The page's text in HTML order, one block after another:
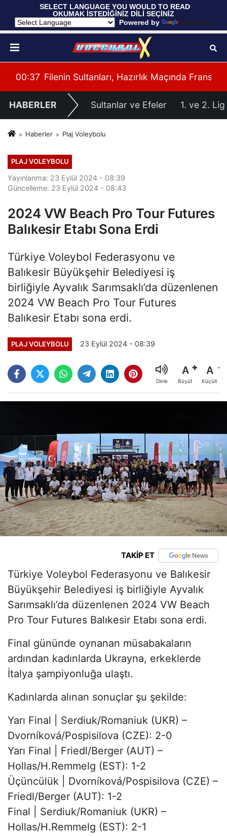
SELECT LANGUAGE YOU WOULD TO READ
OKUMAK İSTEDİĞİNİZ DİLİ SEÇİNİZ
Powered by
Translate
00:37 Filenin Sultanları, Hazırlık Maçında
HABERLER Sultanlar ve Efeler 1. ve 2. Lig
Haberler Plaj Voleybolu
PLAJ VOLEYBOLU
Yayınlanma: 23 Eylül 2024 - 08:39
Güncelleme: 23 Eylül 2024 - 08:43
2024 VW Beach Pro Tour Futures
Balıkesir Etabı Sona Erdi
Türkiye Voleybol Federasyonu ve
Balıkesir Büyükşehir Belediyesi iş
birliğiyle Ayvalık Sarımsaklı’da düzenlenen
2024 VW Beach Pro Tour Futures
Balıkesir Etabı sona erdi.
PLAJ VOLEYBOLU 23 Eylül 2024 - 08:39
Dinle
A
Büyüt
A
Küçült
TAKİP ET
Türkiye Voleybol Federasyonu ve Balıkesir
Büyükşehir Belediyesi iş birliğiyle Ayvalık
Sarımsaklı’da düzenlenen 2024 VW Beach
Pro Tour Futures Balıkesir Etabı sona erdi.
Final gününde oynanan müsabakaların
ardından kadınlarda Ukrayna, erkeklerde
İtalya şampiyonluğa ulaştı.
Kadınlarda alınan sonuçlar şu şekilde:
Yarı Final | Serdiuk/Romaniuk (UKR) –
Dvorníková/Pospisilova (CZE): 2-0
Yarı Final | Friedl/Berger (AUT) –
Hollas/H.Remmelg (EST): 1-2
Üçüncülük | Dvorníková/Pospisilova (CZE) –
Friedl/Berger (AUT): 1-2
Final | Serdiuk/Romaniuk (UKR) –
Hollas/H.Remmelg (EST): 2-1